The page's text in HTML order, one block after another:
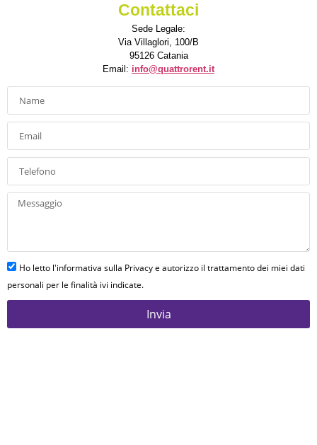
Contattaci
Sede Legale:
Via Villaglori, 100/B
95126 Catania
Email: info@quattrorent.it
Ho letto l'informativa sulla Privacy e autorizzo il trattamento dei miei dati
personali per le finalità ivi indicate.
Invia